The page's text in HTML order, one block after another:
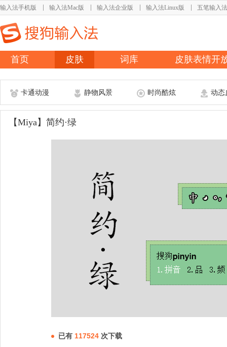
输入法手机版 输入法Mac版 输入法企业版 输入法Linux版 五笔输入法
首页 皮肤 词库 皮肤表情开
卡通动漫 静物风景 时尚酷炫 动态
【Miya】简约·绿
已有 117524 次下载